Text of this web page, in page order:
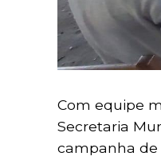
Com equipe
Secretaria
campanha de